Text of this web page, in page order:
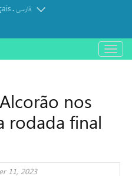
.فارسی
باز
و
nos
rodada final
11, 2023